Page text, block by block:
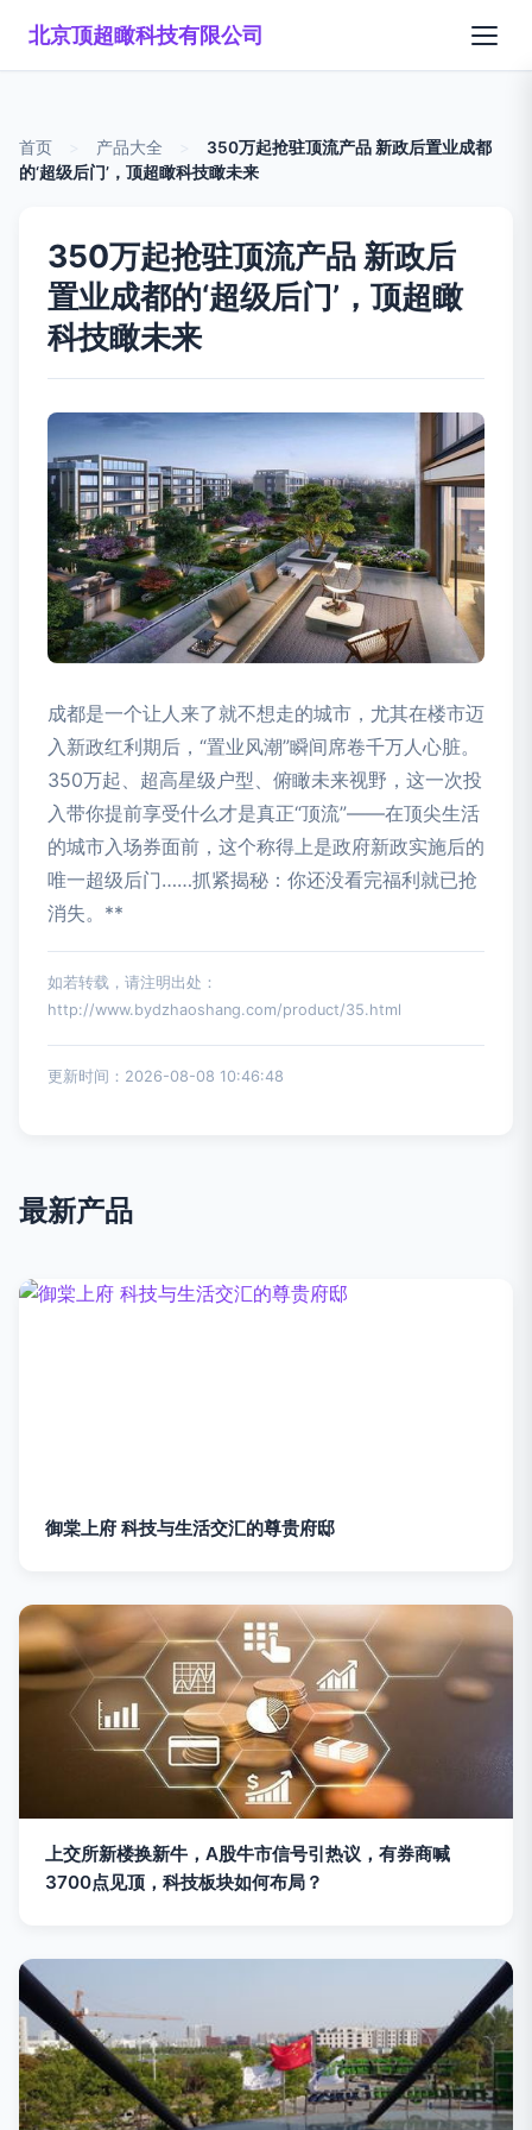
北京顶超瞰科技有限公司
首页 产品大全
350万起抢驻顶流产品 新政后置业成都
的‘超级后门’，顶超瞰科技瞰未来
350万起抢驻顶流产品 新政后
置业成都的‘超级后门’，顶超瞰
科技瞰未来
成都是一个让人来了就不想走的城市，尤其在楼市迈
入新政红利期后，“置业风潮”瞬间席卷千万人心脏。
350万起、超高星级户型、俯瞰未来视野，这一次投
入带你提前享受什么才是真正“顶流”——在顶尖生活
的城市入场券面前，这个称得上是政府新政实施后的
唯一超级后门……抓紧揭秘：你还没看完福利就已抢
消失。**
如若转载，请注明出处：
http://www.bydzhaoshang.com/product/35.html
更新时间：2026-08-08 10:46:48
最新产品
御棠上府 科技与生活交汇的尊贵府邸
上交所新楼换新牛，A股牛市信号引热议，有券商喊
3700点见顶，科技板块如何布局？